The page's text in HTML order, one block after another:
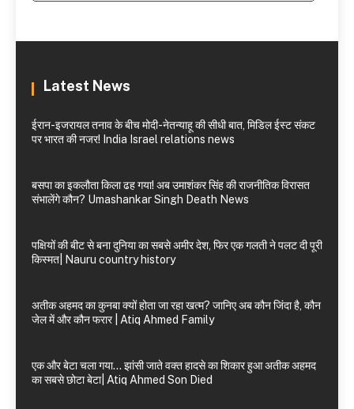
Latest News
ईरान-इजरायल तनाव के बीच मोदी-नेतन्याहू की सीधी बात, मिडिल ईस्ट संकट
पर भारत की नजर! India Israel relations news
बसपा का इकलौता किला ढह गया! अब उमाशंकर सिंह की राजनीतिक विरासत
संभालेंगे कौन? Umashankar Singh Death News
पक्षियों की बीट से बना दुनिया का सबसे अमीर देश, फिर एक गलती ने पलट दी पूरी
किस्मत| Nauru country history
अतीक अहमद का कुनबा क्यों होता जा रहा खत्म? जानिए अब कौन जिंदा है, कौन
जेल में और कौन फरार | Atiq Ahmed Family
एक और बेटा चला गया… झांसी जाते वक्त हादसे का शिकार हुआ अतीक अहमद
का सबसे छोटा बेटा| Atiq Ahmed Son Died